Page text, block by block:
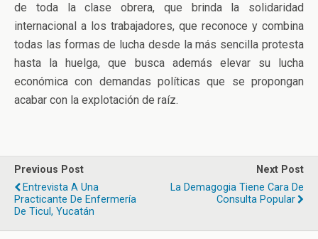
de toda la clase obrera, que brinda la solidaridad
internacional a los trabajadores, que reconoce y combina
todas las formas de lucha desde la más sencilla protesta
hasta la huelga, que busca además elevar su lucha
económica con demandas políticas que se propongan
acabar con la explotación de raíz.
Previous Post
Entrevista A Una
Practicante De Enfermería
De Ticul, Yucatán
Next Post
La Demagogia Tiene Cara De
Consulta Popular